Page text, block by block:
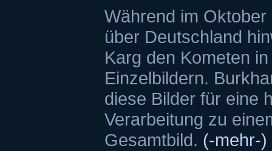
Während im
über Deutschland
Karg den Kometen
Einzelbildern.
diese Bilder für eine
Verarbeitung zu
Gesamtbild. (-mehr-)